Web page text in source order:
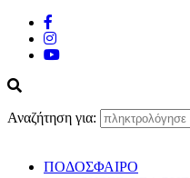
Αναζήτηση για:
ΠΟΔΟΣΦΑΙΡΟ